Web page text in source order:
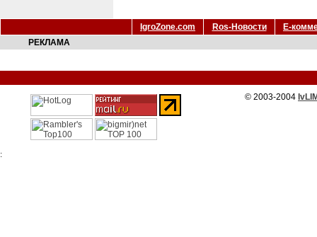
IgroZone.com Ros-Новости
Е-
РЕКЛАМА
© 2003-2004
: